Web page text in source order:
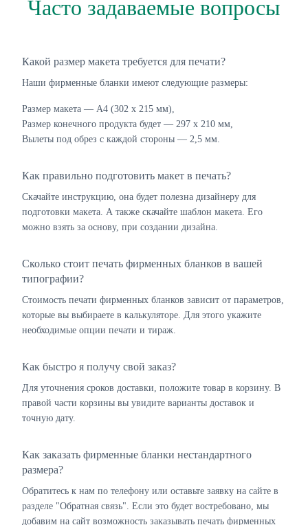
Часто задаваемые вопросы
Какой размер макета требуется для печати?
Наши фирменные бланки имеют следующие размеры:
Размер макета — А4 (302 х 215 мм),
Размер конечного продукта будет — 297 х 210 мм,
Вылеты под обрез с каждой стороны — 2,5 мм.
Как правильно подготовить макет в печать?
Скачайте инструкцию, она будет полезна дизайнеру для
подготовки макета. А также скачайте шаблон макета. Его
можно взять за основу, при создании дизайна.
Сколько стоит печать фирменных бланков в вашей
типографии?
Стоимость печати фирменных бланков зависит от параметров,
которые вы выбираете в калькуляторе. Для этого укажите
необходимые опции печати и тираж.
Как быстро я получу свой заказ?
Для уточнения сроков доставки, положите товар в корзину. В
правой части корзины вы увидите варианты доставок и
точную дату.
Как заказать фирменные бланки нестандартного
размера?
Обратитесь к нам по телефону или оставьте заявку на сайте в
разделе "Обратная связь". Если это будет востребовано, мы
добавим на сайт возможность заказывать печать фирменных